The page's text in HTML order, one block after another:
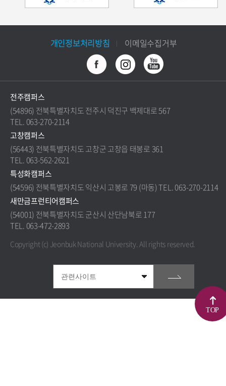
개인정보처리방침 이메일수집거부
전주캠퍼스
(54896) 전북특별자치도 전주시 덕진구 백제대로 567
TEL. 063-270-2114
고창캠퍼스
(56443) 전북특별자치도 고창군 고창읍 태봉로 361
TEL. 063-562-2621
특성화캠퍼스
(54596) 전북특별자치도 익산시 고봉로 79 (마동) TEL. 063-270-2114
새만금프런티어캠퍼스
(54001) 전북특별자치도 군산시 산단남북로 177
TEL. 063-472-2893
Copyright (c) Jeonbuk National University.All rights reserved.
TOP